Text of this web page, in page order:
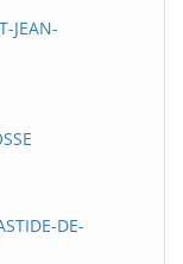
JEAN-
DE-